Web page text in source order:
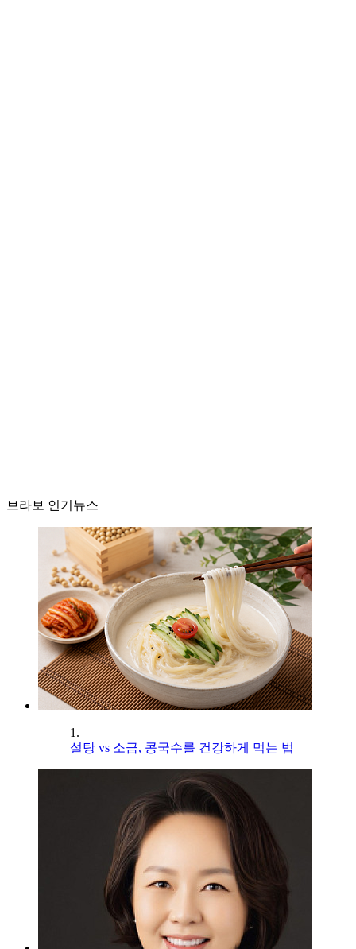
브라보 인기뉴스
1.
설탕 vs 소금, 콩국수를 건강하게 먹는 법